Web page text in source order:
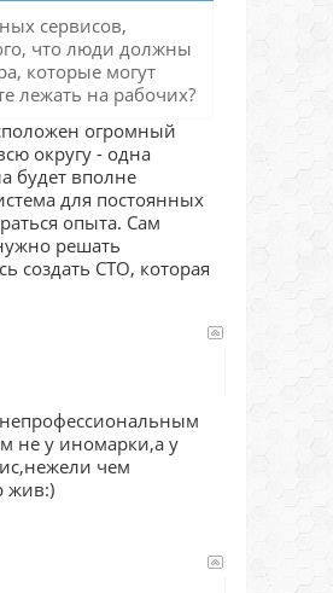
сервисов,
что люди должны
которые могут
лежать на рабочих?
огромный
округу - одна
будет вполне
для постоянных
опыта. Сам
решать
создать СТО, которая
не у иномарки,а у
чем
жив:)